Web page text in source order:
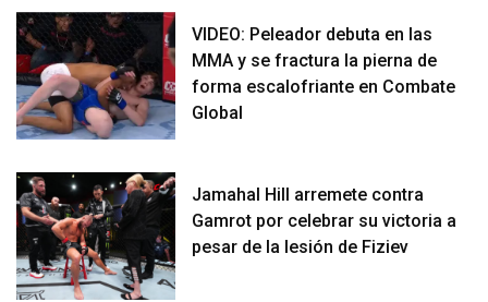
VIDEO: Peleador debuta en las
MMA y se fractura la pierna de
forma escalofriante en Combate
Global
Jamahal Hill arremete contra
Gamrot por celebrar su victoria a
pesar de la lesión de Fiziev